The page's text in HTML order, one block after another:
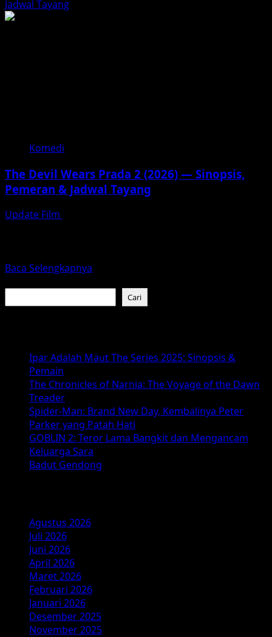
Jadwal Tayang
Komedi
The Devil Wears Prada 2 (2026) — Sinopsis,
Pemeran & Jadwal Tayang
Update Film
Baca Selengkapnya
The
2
—
Pemeran
&
Jadwal
Tayang
Cari
Ipar Adalah Maut The Series 2025: Sinopsis &
Pemain
The Chronicles of Narnia: The Voyage of the Dawn
Treader
Spider-Man: Brand New Day, Kembalinya Peter
Parker yang Patah Hati
GOBLIN 2: Teror Lama Bangkit dan Mengancam
Keluarga Sara
Badut Gendong
Agustus 2026
Juli 2026
Juni 2026
April 2026
Maret 2026
Februari 2026
Januari 2026
Desember 2025
November 2025